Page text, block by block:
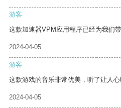
游客
这款加速器VPM应用程序已经为我们
2024-04-05
游客
这款游戏的音乐非常优美，听了让人心
2024-04-05